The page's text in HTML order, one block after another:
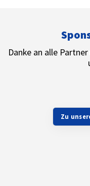
Danke an alle
Zu